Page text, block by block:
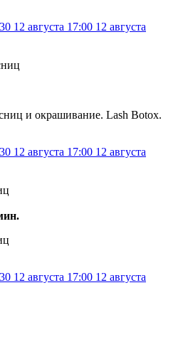
12 августа 17:00 12 августа
и окрашивание. Lash Botox.
12 августа 17:00 12 августа
12 августа 17:00 12 августа